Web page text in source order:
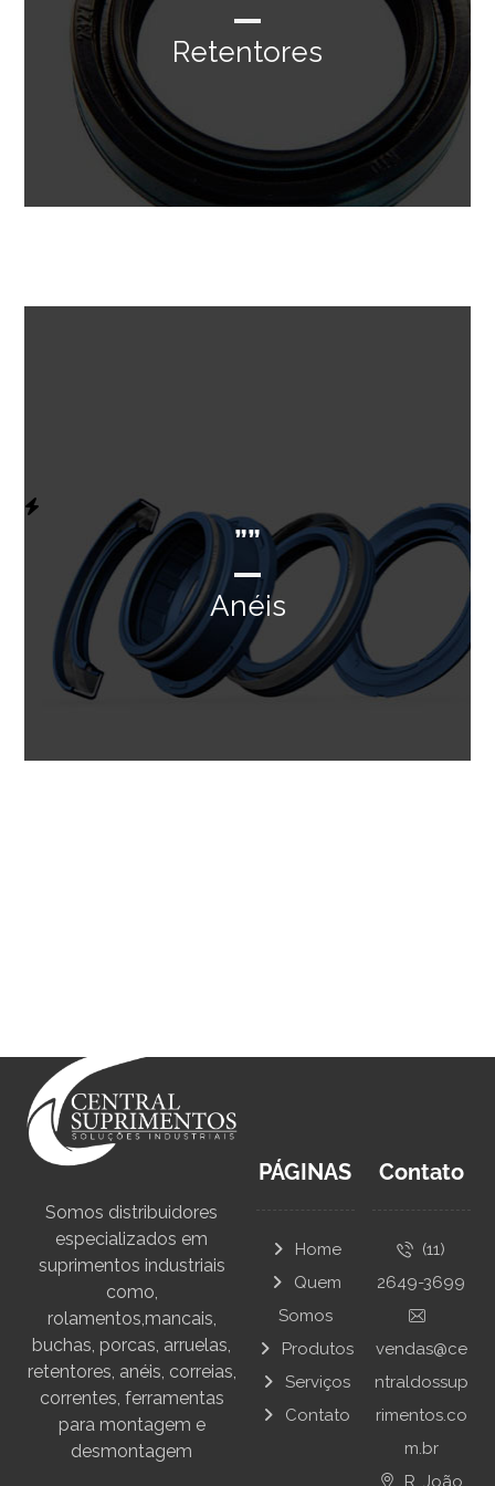
Retentores
””
Anéis
Somos distribuidores
especializados em
suprimentos industriais
como,
rolamentos,mancais,
buchas, porcas, arruelas,
retentores, anéis, correias,
correntes, ferramentas
para montagem e
desmontagem
PÁGINAS
Home
Quem
Somos
Produtos
Serviços
Contato
Contato
(11)
2649-3699
vendas@ce
ntraldossup
rimentos.co
m.br
R. João